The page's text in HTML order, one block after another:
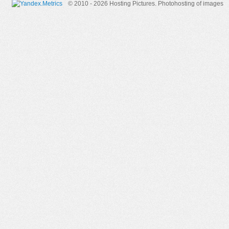
© 2010 - 2026 Hosting Pictures. Photohosting of images